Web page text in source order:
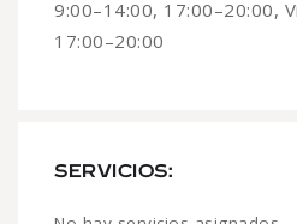
9:00–14:00, 17:00–20:00,
17:00–20:00
SERVICIOS: